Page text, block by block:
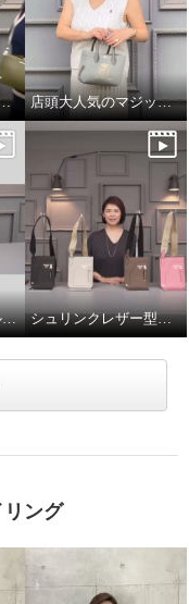
デコモチーフのウォレット 店頭大人気のマジックライト
2024 マルチスタイルバッグ 解説 シュリンクレザー型押し マルチポーチ
ング